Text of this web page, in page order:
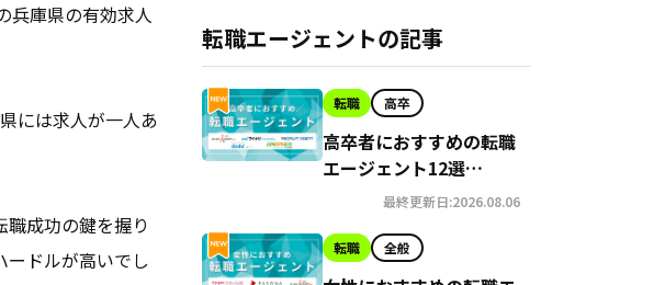
兵庫県の有効求人
には求人が一人あ
成功の鍵を握り
ドルが高いでし
転職エージェントの記事
転職 高卒
高卒者におすすめの転職
エージェント12選
【2026年最新版】
最終更新日:2026.08.06
転職 全般